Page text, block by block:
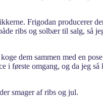
Frigodan producerer
ribs og solbær til salg, så
dem sammen med en
første omgang, og da jeg
smager af ribs og jul.